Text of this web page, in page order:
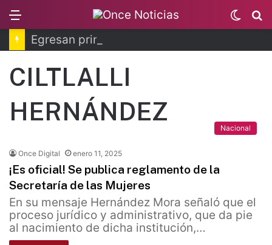
Switch
skin
CILTLALLI
HERNÁNDEZ
Nacional
Once Digital enero 11, 2025
¡Es oficial! Se publica reglamento de la
Secretaría de las Mujeres
En su mensaje Hernández Mora señaló que el
proceso jurídico y administrativo, que da pie
al nacimiento de dicha institución,…